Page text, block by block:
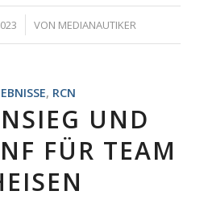
VON MEDIANAUTIKER
, RCN
UND
FÜR TEAM